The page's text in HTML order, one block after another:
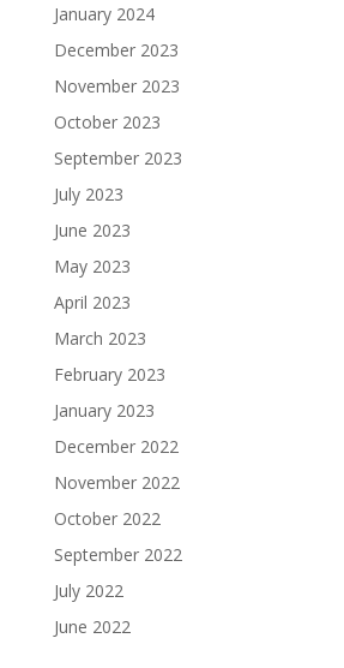
January 2024
December 2023
November 2023
October 2023
September 2023
July 2023
June 2023
May 2023
April 2023
March 2023
February 2023
January 2023
December 2022
November 2022
October 2022
September 2022
July 2022
June 2022